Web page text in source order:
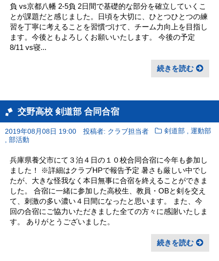
負 vs京都八幡 2-5負 2日間で基礎的な部分を確立していくこ
とが課題だと感じました。日頃を大切に、ひとつひとつの練
習を丁寧に考えることを習慣づけて、チーム力向上を目指し
ます。今後ともよろしくお願いいたします。 今後の予定
8/11 vs寝...
続きを読む
交野高校 剣道部 合同合宿
2019年08月08日 19:00 投稿者: クラブ担当者 剣道部 ,運動部
, 部活動
兵庫県養父市にて３泊４日の１０校合同合宿に今年も参加し
ました！ ※詳細はクラブHPで報告予定 暑さも厳しい中でし
たが、大きな怪我なく本日無事に合宿を終えることができま
した。 合宿に一緒に参加した高校生、教員・OBと剣を交え
て、刺激の多い濃い４日間になったと思います。 また、今
回の合宿にご協力いただきました全ての方々に感謝いたしま
す。 ありがとうございました。
続きを読む